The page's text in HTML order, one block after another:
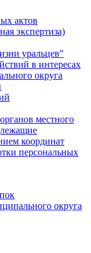
актов
экспертиза)
уральцев"
в интересах
округа
местного
координат
персональных
округа